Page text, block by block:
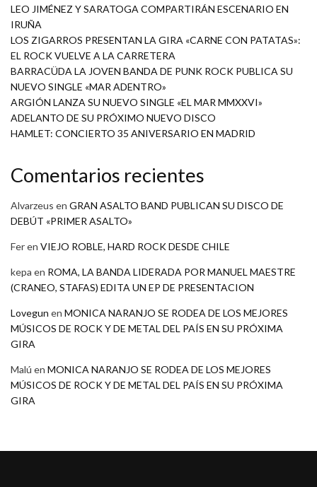
LEO JIMÉNEZ Y SARATOGA COMPARTIRÁN ESCENARIO EN
IRUÑA
LOS ZIGARROS PRESENTAN LA GIRA «CARNE CON PATATAS»:
EL ROCK VUELVE A LA CARRETERA
BARRACÜDA LA JOVEN BANDA DE PUNK ROCK PUBLICA SU
NUEVO SINGLE «MAR ADENTRO»
ARGIÓN LANZA SU NUEVO SINGLE «EL MAR MMXXVI»
ADELANTO DE SU PRÓXIMO NUEVO DISCO
HAMLET: CONCIERTO 35 ANIVERSARIO EN MADRID
Comentarios recientes
Alvarzeus en GRAN ASALTO BAND PUBLICAN SU DISCO DE
DEBÚT «PRIMER ASALTO»
Feren VIEJO ROBLE, HARD ROCK DESDE CHILE
kepa en ROMA, LA BANDA LIDERADA POR MANUEL MAESTRE
(CRANEO, STAFAS) EDITA UN EP DE PRESENTACION
Lovegun en MONICA NARANJO SE RODEA DE LOS MEJORES
MÚSICOS DE ROCK Y DE METAL DEL PAÍS EN SU PRÓXIMA
GIRA
Malú en MONICA NARANJO SE RODEA DE LOS MEJORES
MÚSICOS DE ROCK Y DE METAL DEL PAÍS EN SU PRÓXIMA
GIRA